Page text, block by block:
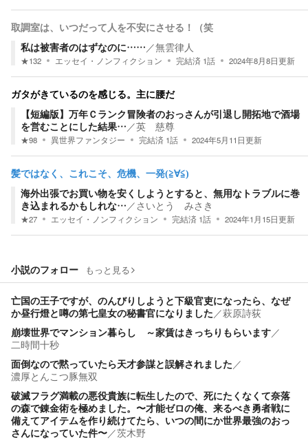
取調室は、いつだって人を不安にさせる！（笑
私は被害者のはずなのに……／無雲律人
★132 エッセイ・ノンフィクション 完結済 1話 2024年8月8日更新
ガタがきているのを感じる。主に腰だ
【短編版】万年Ｃランク冒険者のおっさんが引退し開拓地で酒場
を営むことにした結果…／英 慈尊
★98 異世界ファンタジー 完結済 1話 2024年5月11日更新
髪ではなく、これこそ、危機、一発(≧∀≦)
海外出張でお買い物を安くしようとすると、無用なトラブルに巻
き込まれるかもしれな…／ さいとう みさき
★27 エッセイ・ノンフィクション 完結済 1話 2024年1月15日更新
小説のフォロー もっと見る
亡国の王子ですが、のんびりしようと下級官吏になったら、なぜ
か昼行燈と噂の第七皇女の秘書官になりました／萩原詩荻
崩壊世界でマンション暮らし ～家賃はきっちりもらいます／
二時間十秒
面倒なので黙っていたら天才参謀と誤解されました／
濃厚とんこつ豚無双
破滅フラグ満載の悪役貴族に転生したので、死にたくなくて奈落
の森で錬金術を極めました。〜才能ゼロの俺、来るべき勇者戦に
備えてアイテムを作り続けてたら、いつの間にか世界最強のおっ
さんになっていた件〜／茨木野